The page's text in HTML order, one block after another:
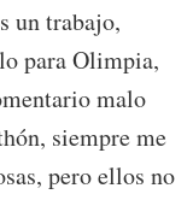
un trabajo,
para Olimpia,
malo
siempre me
pero ellos no